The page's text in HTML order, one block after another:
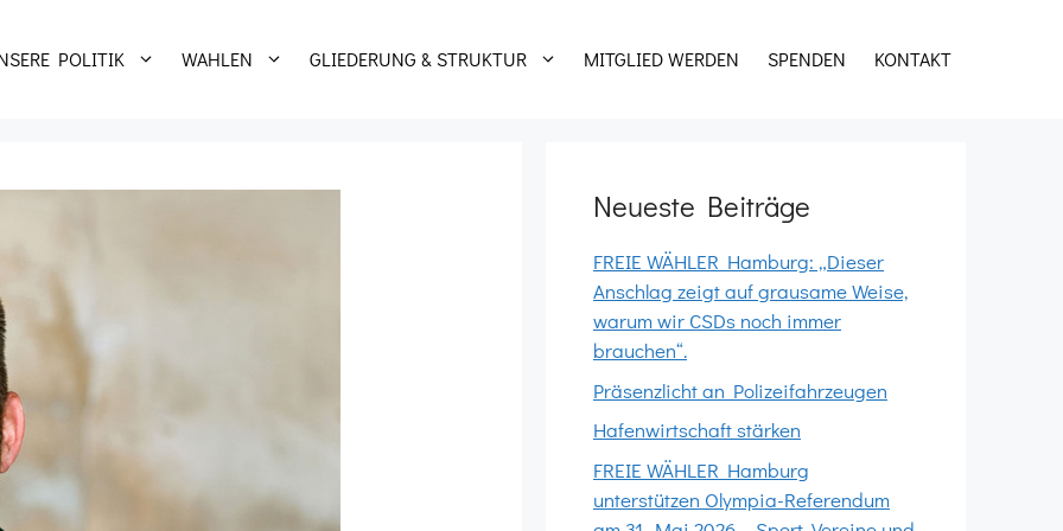
POLITIK WAHLEN GLIEDERUNG & STRUKTUR MITGLIED WERDEN SPENDEN KONTAKT
Neueste Beiträge
FREIE WÄHLER Hamburg: „Dieser
Anschlag zeigt auf grausame Weise,
warum wir CSDs noch immer
brauchen“.
Präsenzlicht an Polizeifahrzeugen
Hafenwirtschaft stärken
FREIE WÄHLER Hamburg
unterstützen Olympia-Referendum